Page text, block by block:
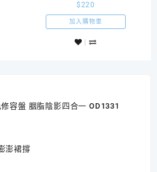
假髮Wolf狼系短髮純灰色
SS02
$220
加入購物車
容盤 胭脂陰影四合一 OD1331
澎裙撐